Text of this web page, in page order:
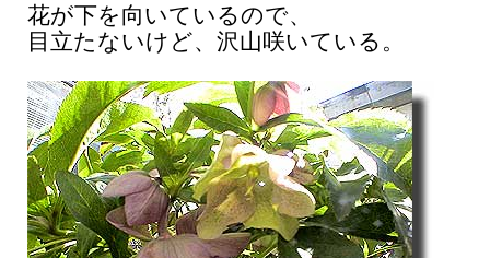
花が下を向いているので、
目立たないけど、沢山咲いている。